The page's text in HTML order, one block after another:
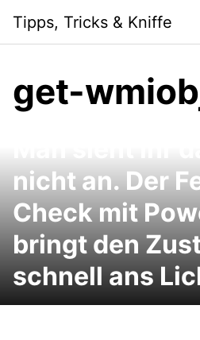
content
Tipps, Tricks & Kniffe
get-
nicht an. Der
Check mit
bringt den
schnell ans